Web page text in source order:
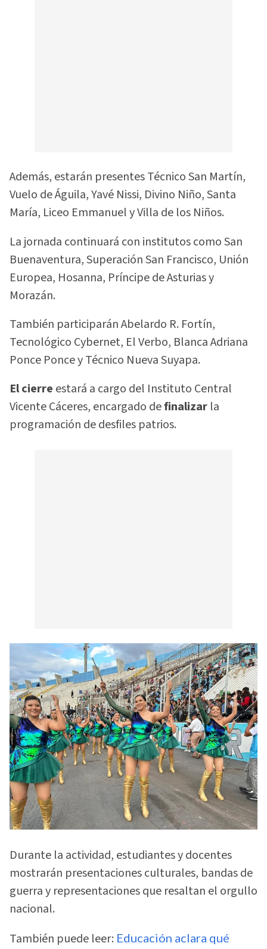
Además, estarán presentes Técnico San Martín,
Vuelo de Águila, Yavé Nissi, Divino Niño, Santa
María, Liceo Emmanuel y Villa de los Niños.
La jornada continuará con institutos como San
Buenaventura, Superación San Francisco, Unión
Europea, Hosanna, Príncipe de Asturias y
Morazán.
También participarán Abelardo R. Fortín,
Tecnológico Cybernet, El Verbo, Blanca Adriana
Ponce Ponce y Técnico Nueva Suyapa.
El cierre estará a cargo del Instituto Central
Vicente Cáceres, encargado definalizar la
programación de desfiles patrios.
Durante la actividad, estudiantes y docentes
mostrarán presentaciones culturales, bandas de
guerra y representaciones que resaltan el orgullo
nacional.
También puede leer: Educación aclara qué